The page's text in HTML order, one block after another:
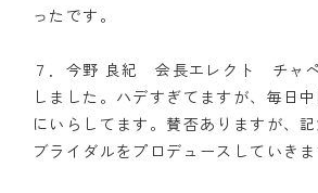
ったです。
７．今野 良紀 会長エレクト チャ
しました。ハデすぎてますが、毎日
にいらしてます。賛否ありますが、
ブライダルをプロデュースしていきま